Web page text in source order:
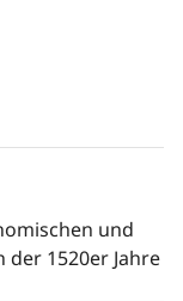
und
1520er Jahre